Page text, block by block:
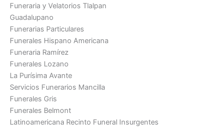
Funeraria y Velatorios Tlalpan
Guadalupano
Funerarias Particulares
Funerales Hispano Americana
Funeraria Ramírez
Funerales Lozano
La Purísima Avante
Servicios Funerarios Mancilla
Funerales Gris
Funerales Belmont
Latinoamericana Recinto Funeral Insurgentes